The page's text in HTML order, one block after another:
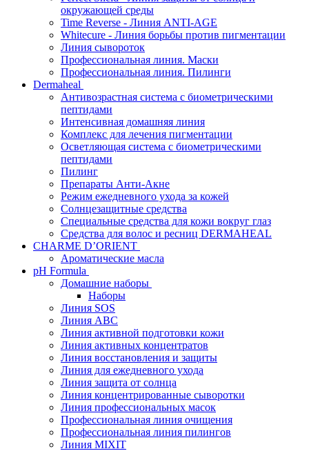
окружающей среды
Time Reverse - Линия ANTI-AGE
Whitecure - Линия борьбы против пигментации
Линия сывороток
Профессиональная линия. Маски
Профессиональная линия. Пилинги
Dermaheal
Антивозрастная система с биометрическими
пептидами
Интенсивная домашняя линия
Комплекс для лечения пигментации
Осветляющая система с биометрическими
пептидами
Пилинг
Препараты Анти-Акне
Режим ежедневного ухода за кожей
Солнцезащитные средства
Специальные средства для кожи вокруг глаз
Средства для волос и ресниц DERMAHEAL
CHARME D’ORIENT
Ароматические масла
pH Formula
Домашние наборы
Наборы
Линия SOS
Линия АВС
Линия активной подготовки кожи
Линия активных концентратов
Линия восстановления и защиты
Линия для ежедневного ухода
Линия защита от солнца
Линия концентрированные сыворотки
Линия профессиональных масок
Профессиональная линия очищения
Профессиональная линия пилингов
Линия MIXIT